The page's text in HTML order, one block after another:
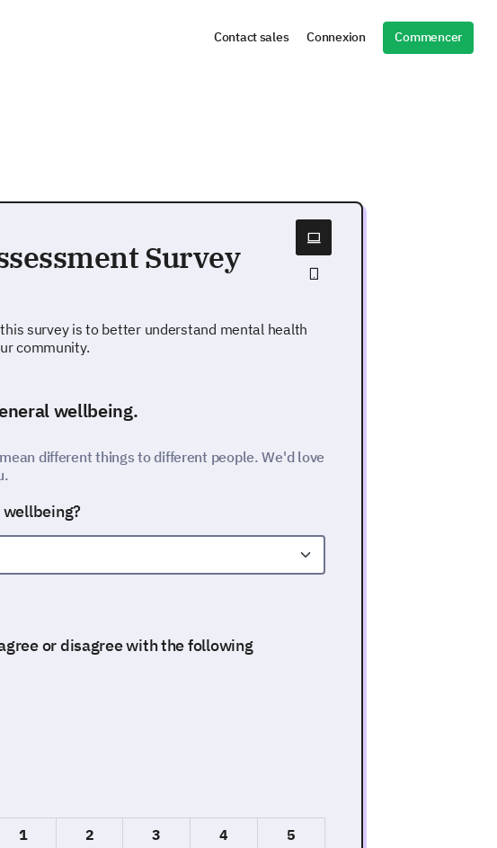
Contact sales Connexion Commencer
Survey
survey is to better understand mental health
community.
wellbeing.
different things to different people. We'd love
wellbeing?
or disagree with the following
1 2 3 4
5